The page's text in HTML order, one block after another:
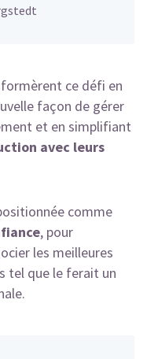
ce défi en
façon de gérer
et en simplifiant
avec leurs
comme
, pour
les meilleures
tel que le ferait un